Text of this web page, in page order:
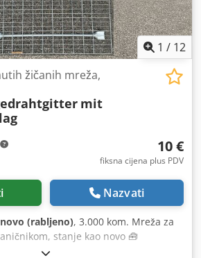
1 / 12
žičanih mreža,
mit
10 €
fiksna cijena plus PDV
Nazvati
(rabljeno), 3.000 kom. Mreža za
stanje kao novo 🧰
Crsdpfxjxhc Rxs Abuef • Stanje: